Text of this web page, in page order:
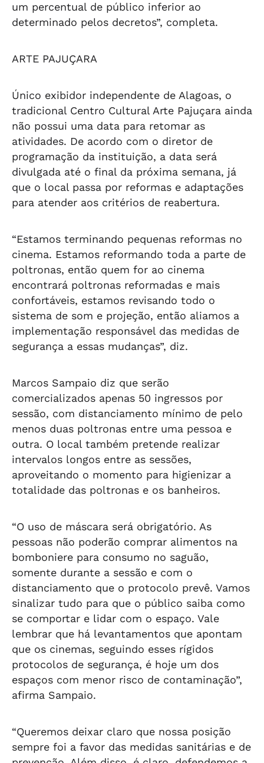
um percentual de público inferior ao
determinado pelos decretos”, completa.
ARTE PAJUÇARA
Único exibidor independente de Alagoas, o
tradicional Centro Cultural Arte Pajuçara ainda
não possui uma data para retomar as
atividades. De acordo com o diretor de
programação da instituição, a data será
divulgada até o final da próxima semana, já
que o local passa por reformas e adaptações
para atender aos critérios de reabertura.
“Estamos terminando pequenas reformas no
cinema. Estamos reformando toda a parte de
poltronas, então quem for ao cinema
encontrará poltronas reformadas e mais
confortáveis, estamos revisando todo o
sistema de som e projeção, então aliamos a
implementação responsável das medidas de
segurança a essas mudanças”, diz.
Marcos Sampaio diz que serão
comercializados apenas 50 ingressos por
sessão, com distanciamento mínimo de pelo
menos duas poltronas entre uma pessoa e
outra. O local também pretende realizar
intervalos longos entre as sessões,
aproveitando o momento para higienizar a
totalidade das poltronas e os banheiros.
“O uso de máscara será obrigatório. As
pessoas não poderão comprar alimentos na
bomboniere para consumo no saguão,
somente durante a sessão e com o
distanciamento que o protocolo prevê. Vamos
sinalizar tudo para que o público saiba como
se comportar e lidar com o espaço. Vale
lembrar que há levantamentos que apontam
que os cinemas, seguindo esses rígidos
protocolos de segurança, é hoje um dos
espaços com menor risco de contaminação”,
afirma Sampaio.
“Queremos deixar claro que nossa posição
sempre foi a favor das medidas sanitárias e de